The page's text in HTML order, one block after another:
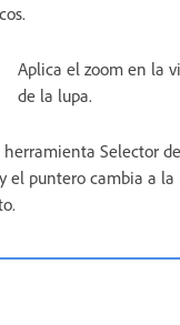
Aplica el zoom en la
de la lupa.
herramienta Selector
el puntero cambia a